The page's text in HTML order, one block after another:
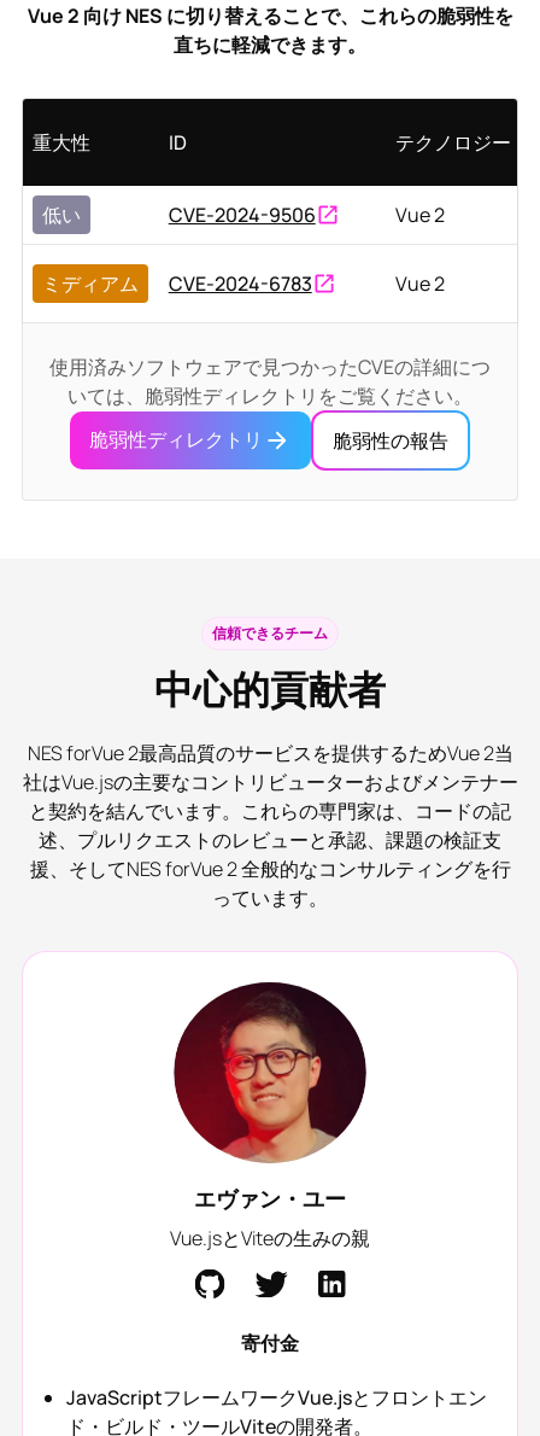
Vue 2 向け NES に切り替えることで、これらの脆弱性を
直ちに軽減できます。
重大性 ID テクノロジー
低い CVE-2024-9506 Vue 2
ミディアム CVE-2024-6783 Vue 2
使用済みソフトウェアで見つかったCVEの詳細につ
いては、脆弱性ディレクトリをご覧ください。
脆弱性ディレクトリ
脆弱性の報告
信頼できるチーム
中心的貢献者
NES forVue 2最高品質のサービスを提供するためVue 2当
社はVue.jsの主要なコントリビューターおよびメンテナー
と契約を結んでいます。これらの専門家は、コードの記
述、プルリクエストのレビューと承認、課題の検証支
援、そしてNES forVue 2 全般的なコンサルティングを行
っています。
エヴァン・ユー
Vue.jsとViteの生みの親
寄付金
JavaScriptフレームワークVue.jsとフロントエン
ド・ビルド・ツールViteの開発者。